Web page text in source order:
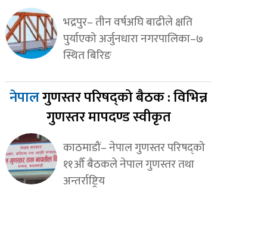
भद्रपुर– तीन वर्षअघि बाढीले क्षति
पुर्याएको अर्जुनधारा नगरपालिका–७
स्थित बिरिङ
नेपालगुणस्तर परिषद्को बैठक : विभिन्न
गुणस्तर मापदण्ड स्वीकृत
काठमाडौं– नेपाल गुणस्तर परिषद्को
११औँ बैठकले नेपाल गुणस्तर तथा
अन्तर्राष्ट्रिय